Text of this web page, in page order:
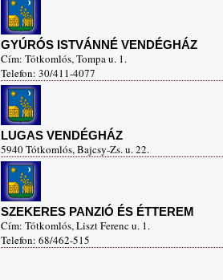
GYÚRÓS ISTVÁNNÉ VENDÉGHÁZ
Cím: Tótkomlós, Tompa u. 1.
Telefon: 30/411-4077
LUGAS VENDÉGHÁZ
5940 Tótkomlós, Bajcsy-Zs. u. 22.
SZEKERES PANZIÓ ÉS ÉTTEREM
Cím: Tótkomlós, Liszt Ferenc u. 1.
Telefon: 68/462-515